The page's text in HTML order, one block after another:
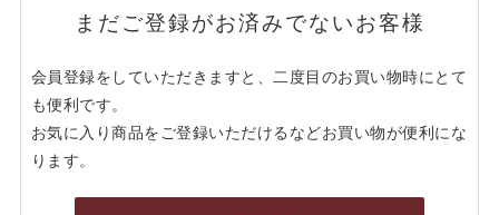
まだご登録がお済みでないお客様
会員登録をしていただきますと、二度目のお買い物時にとて
も便利です。
お気に入り商品をご登録いただけるなどお買い物が便利にな
ります。